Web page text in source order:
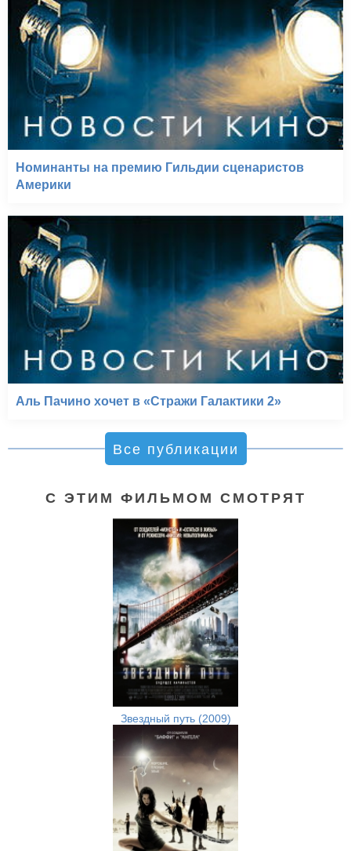
Номинанты на премию Гильдии сценаристов
Америки
Аль Пачино хочет в «Стражи Галактики 2»
Все публикации
С ЭТИМ ФИЛЬМОМ СМОТРЯТ
Звездный путь (2009)